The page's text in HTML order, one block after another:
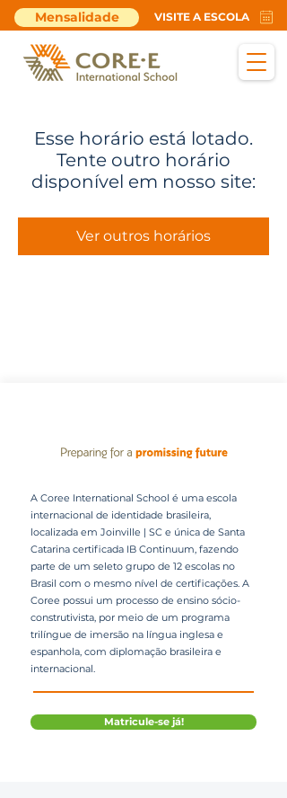
Mensalidade VISITE A ESCOLA
Esse horário está lotado.
Tente outro horário
disponível em nosso site:
Ver outros horários
A Coree International School é uma escola
internacional de identidade brasileira,
localizada em Joinville | SC e única de Santa
Catarina certificada IB Continuum, fazendo
parte de um seleto grupo de 12 escolas no
Brasil com o mesmo nível de certificações. A
Coree possui um processo de ensino sócio-
construtivista, por meio de um programa
trilíngue de imersão na língua inglesa e
espanhola, com diplomação brasileira e
internacional.
Matricule-se já!